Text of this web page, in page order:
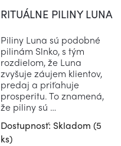
RITUÁLNE PILINY LUNA
Piliny Luna sú podobné
pilinám Slnko, s tým
rozdielom, že Luna
zvyšuje záujem klientov,
predaj a priťahuje
prosperitu. To znamená,
že piliny sú …
Dostupnosť: Skladom (5
ks)